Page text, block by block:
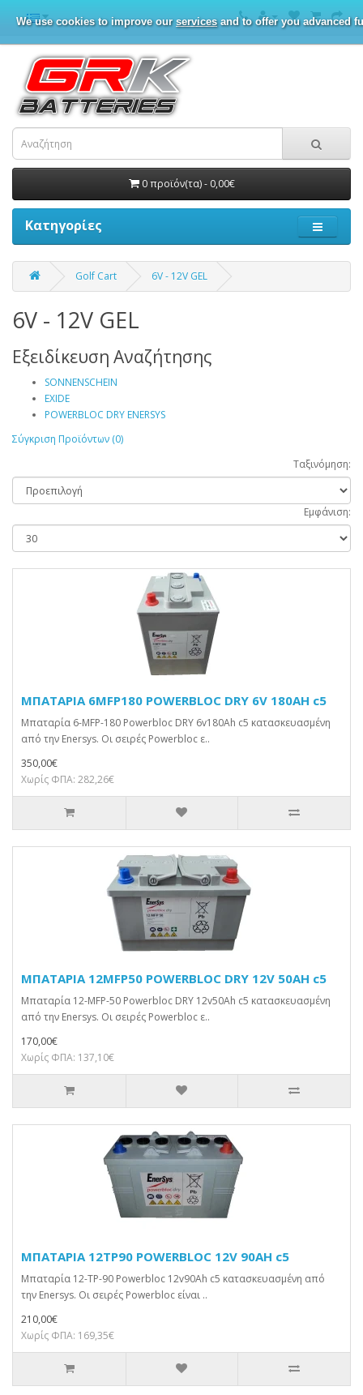
We use cookies to improve our servicesand to offer you advanced
0 προϊόν(τα) - 0,00€
Κατηγορίες
Golf Cart 6V - 12V GEL
6V - 12V GEL
Εξειδίκευση Αναζήτησης
SONNENSCHEIN
EXIDE
POWERBLOC DRY ENERSYS
Σύγκριση Προϊόντων (0)
Ταξινόμηση:
Εμφάνιση:
ΜΠΑΤΑΡΙΑ 6MFP180 POWERBLOC DRY 6V 180AH c5
Μπαταρία 6-MFP-180 Powerbloc DRY 6v180Ah c5 κατασκευασμένη
από την Enersys. Οι σειρές Powerbloc ε..
350,00€
Χωρίς ΦΠΑ: 282,26€
ΜΠΑΤΑΡΙΑ 12MFP50 POWERBLOC DRY 12V 50AH c5
Μπαταρία 12-MFP-50 Powerbloc DRY 12v50Ah c5 κατασκευασμένη
από την Enersys. Οι σειρές Powerbloc ε..
170,00€
Χωρίς ΦΠΑ: 137,10€
ΜΠΑΤΑΡΙΑ 12TP90 POWERBLOC 12V 90AH c5
Μπαταρία 12-TP-90 Powerbloc 12v90Ah c5 κατασκευασμένη από
την Enersys. Οι σειρές Powerbloc είναι ..
210,00€
Χωρίς ΦΠΑ: 169,35€